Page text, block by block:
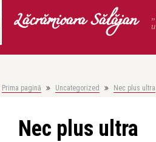
Lăcrămioara Sălăjan
Prima pagină Uncategorized Nec plus ultra
Nec plus ultra